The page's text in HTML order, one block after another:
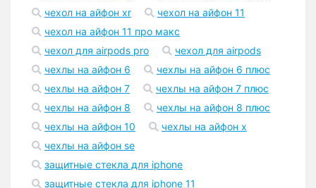
чехол на айфон xr
чехол на айфон 11
чехол на айфон 11 про макс
чехол для airpods pro
чехол для airpods
чехлы на айфон 6
чехлы на айфон 6 плюс
чехлы на айфон 7
чехлы на айфон 7 плюс
чехлы на айфон 8
чехлы на айфон 8 плюс
чехлы на айфон 10
чехлы на айфон x
чехлы на айфон se
защитные стекла для iphone
защитные стекла для iphone 11